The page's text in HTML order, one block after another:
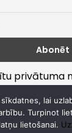
privātuma
un
lai
Turpinot
lietošanai.